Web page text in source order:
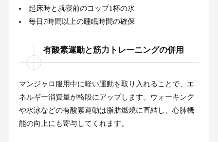
起床時と就寝前のコップ1杯の水
毎日7時間以上の睡眠時間の確保
有酸素運動と筋力トレーニングの併用
マンジャロ服用中に軽い運動を取り入れることで、エ
ネルギー消費量が格段にアップします。ウォーキング
や水泳などの有酸素運動は脂肪燃焼に直結し、心肺機
能の向上にも寄与してくれます。